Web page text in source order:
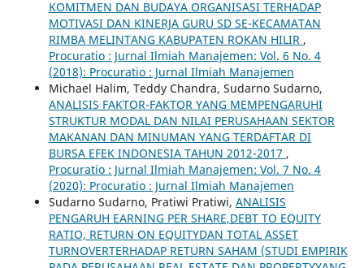
KOMITMEN DAN BUDAYA ORGANISASI TERHADAP
MOTIVASI DAN KINERJA GURU SD SE-KECAMATAN
RIMBA MELINTANG KABUPATEN ROKAN HILIR ,
Procuratio : Jurnal Ilmiah Manajemen: Vol. 6 No. 4
(2018): Procuratio : Jurnal Ilmiah Manajemen
Michael Halim, Teddy Chandra, Sudarno Sudarno,
ANALISIS FAKTOR-FAKTOR YANG MEMPENGARUHI
STRUKTUR MODAL DAN NILAI PERUSAHAAN SEKTOR
MAKANAN DAN MINUMAN YANG TERDAFTAR DI
BURSA EFEK INDONESIA TAHUN 2012-2017 ,
Procuratio : Jurnal Ilmiah Manajemen: Vol. 7 No. 4
(2020): Procuratio : Jurnal Ilmiah Manajemen
Sudarno Sudarno, Pratiwi Pratiwi, ANALISIS
PENGARUH EARNING PER SHARE,DEBT TO EQUITY
RATIO, RETURN ON EQUITYDAN TOTAL ASSET
TURNOVERTERHADAP RETURN SAHAM (STUDI EMPIRIK